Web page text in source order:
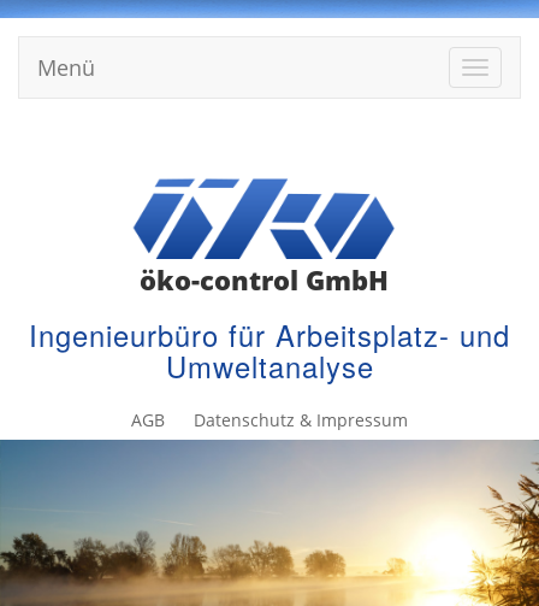
Menü
Menü
öko-control GmbH
Ingenieurbüro für Arbeitsplatz- und
Umweltanalyse
AGB Datenschutz & Impressum